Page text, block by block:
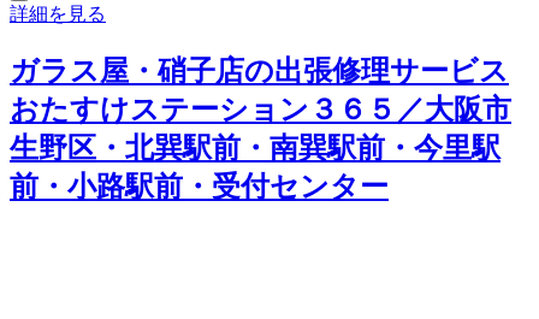
詳細を見る
ガラス屋・硝子店の出張修理サービス
おたすけステーション３６５／大阪市
生野区・北巽駅前・南巽駅前・今里駅
前・小路駅前・受付センター